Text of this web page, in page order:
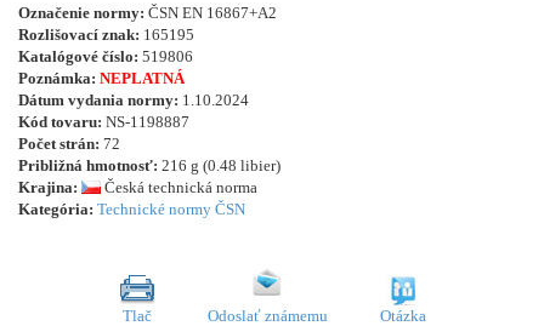
Označenie normy: ČSN EN 16867+A2
Rozlišovací znak: 165195
Katalógové číslo: 519806
Poznámka: NEPLATNÁ
Dátum vydania normy: 1.10.2024
Kód tovaru: NS-1198887
Počet strán: 72
Približná hmotnosť: 216 g (0.48 libier)
Krajina:
Česká technická norma
Kategória: Technické normy ČSN
Tlač Odoslať známemu Otázka